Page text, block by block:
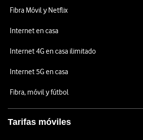
Fibra Móvil y Netflix
Internet en casa
Internet 4G en casa ilimitado
Internet 5G en casa
Fibra, móvil y fútbol
Tarifas móviles